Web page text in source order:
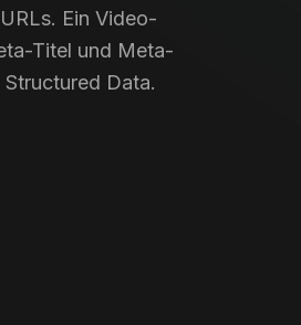
Ein Video-
Titel und Meta-
Data.